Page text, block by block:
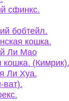
сфинкс.
бобтейл.
кошка.
Ли Мао
кошка. (Кимрик).
Ли Хуа.
ват).